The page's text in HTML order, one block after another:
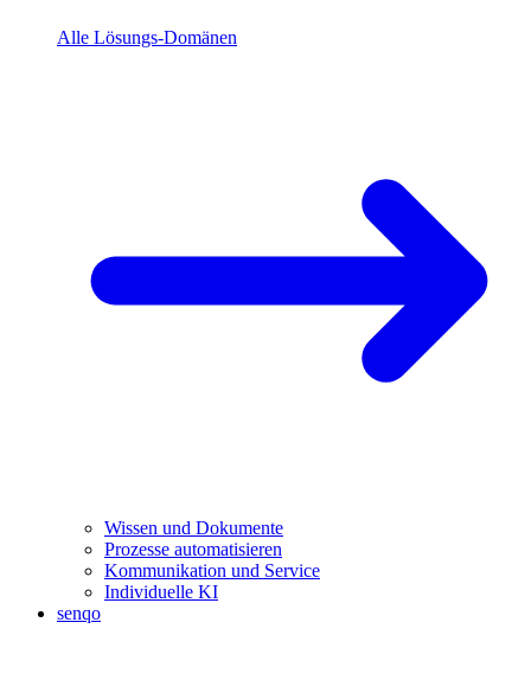
Alle Lösungs-Domänen
Wissen und Dokumente
Prozesse automatisieren
Kommunikation und Service
Individuelle KI
senqo